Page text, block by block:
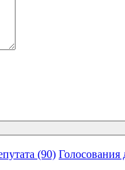
(90) Голосования